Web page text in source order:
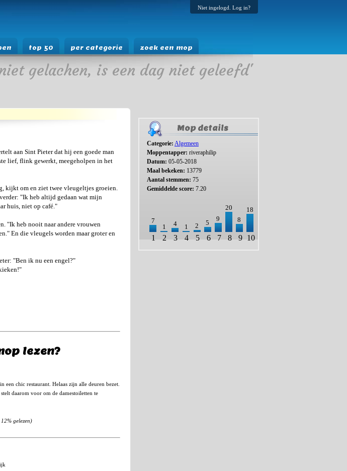
Niet ingelogd. Log in?
top 50 per categorie zoek een mop
gelachen, is een dag niet geleefd'
aan Sint Pieter dat hij een goede man
lief, flink gewerkt, meegeholpen in het
kijkt om en ziet twee vleugeltjes groeien.
"Ik heb altijd gedaan wat mijn
huis, niet op café."
"Ik heb nooit naar andere vrouwen
En die vleugels worden maar groter en
"Ben ik nu een engel?"
lezen?
een chic restaurant. Helaas zijn alle deuren bezet.
daarom voor om de damestoiletten te
gelezen)
Mop details
Categorie: Algemeen
Moppentapper: riveraphilip
Datum: 05-05-2018
Maal bekeken: 13779
Aantal stemmen: 75
Gemiddelde score: 7.20
7
1
4 1 2 5
9
20
8
18
1 2 3 4 5 6 7 8 9 10